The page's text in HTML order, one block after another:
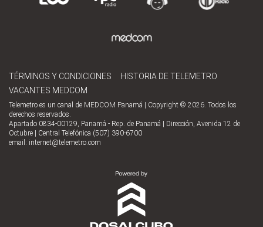
TÉRMINOS Y CONDICIONES
HISTORIA DE TELEMETRO
VACANTES MEDCOM
Telemetro es un canal de MEDCOM Panamá | Copyright © 2026. Todos los
derechos reservados.
Apartado 0834-00129, Panamá - Rep. de Panamá | Dirección, Avenida 12 de
Octubre | Central Telefónica (507) 390-6700
email: internet@telemetro.com